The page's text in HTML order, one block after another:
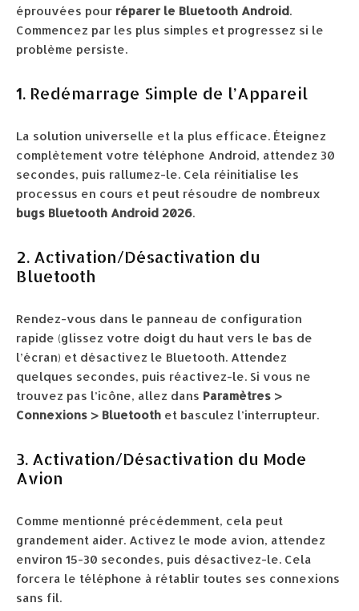
éprouvées pour réparer le Bluetooth Android.
Commencez par les plus simples et progressez si le
problème persiste.
1. Redémarrage Simple de l’Appareil
La solution universelle et la plus efficace. Éteignez
complètement votre téléphone Android, attendez 30
secondes, puis rallumez-le. Cela réinitialise les
processus en cours et peut résoudre de nombreux
bugs Bluetooth Android 2026.
2. Activation/Désactivation du
Bluetooth
Rendez-vous dans le panneau de configuration
rapide (glissez votre doigt du haut vers le bas de
l’écran) et désactivez le Bluetooth. Attendez
quelques secondes, puis réactivez-le. Si vous ne
trouvez pas l’icône, allez dans Paramètres >
Connexions > Bluetooth et basculez l’interrupteur.
3. Activation/Désactivation du Mode
Avion
Comme mentionné précédemment, cela peut
grandement aider. Activez le mode avion, attendez
environ 15-30 secondes, puis désactivez-le. Cela
forcera le téléphone à rétablir toutes ses connexions
sans fil.